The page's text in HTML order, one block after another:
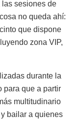
las sesiones de
no queda ahí:
que dispone
zona VIP,
durante la
para que a partir
multitudinario
bailar a quienes